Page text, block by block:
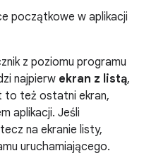
początkowe w aplikacji
z poziomu programu
najpierw ekran z listą,
to też ostatni ekran,
aplikacji. Jeśli
na ekranie listy,
uruchamiającego.